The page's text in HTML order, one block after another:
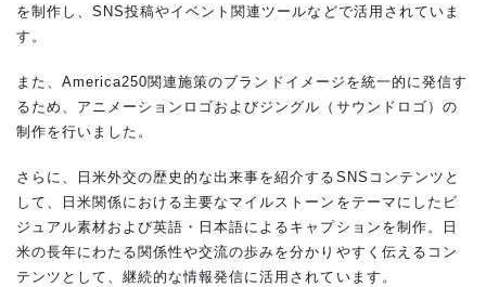
を制作し、SNS投稿やイベント関連ツールなどで活用されていま
す。
また、America250関連施策のブランドイメージを統一的に発信す
るため、アニメーションロゴおよびジングル（サウンドロゴ）の
制作を行いました。
さらに、日米外交の歴史的な出来事を紹介するSNSコンテンツと
して、日米関係における主要なマイルストーンをテーマにしたビ
ジュアル素材および英語・日本語によるキャプションを制作。日
米の長年にわたる関係性や交流の歩みを分かりやすく伝えるコン
テンツとして、継続的な情報発信に活用されています。